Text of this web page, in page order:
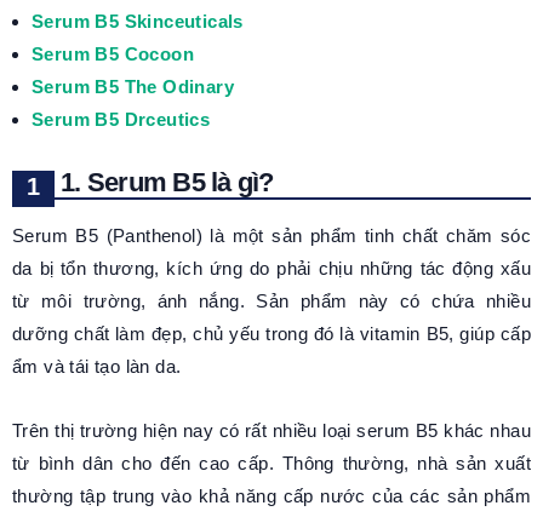
Serum B5 Skinceuticals
Serum B5 Cocoon
Serum B5 The Odinary
Serum B5 Drceutics
1. Serum B5 là gì?
Serum B5 (Panthenol) là một sản phẩm tinh chất chăm sóc
da bị tổn thương, kích ứng do phải chịu những tác động xấu
từ môi trường, ánh nắng. Sản phẩm này có chứa nhiều
dưỡng chất làm đẹp, chủ yếu trong đó là vitamin B5, giúp cấp
ẩm và tái tạo làn da.
Trên thị trường hiện nay có rất nhiều loại serum B5 khác nhau
từ bình dân cho đến cao cấp. Thông thường, nhà sản xuất
thường tập trung vào khả năng cấp nước của các sản phẩm